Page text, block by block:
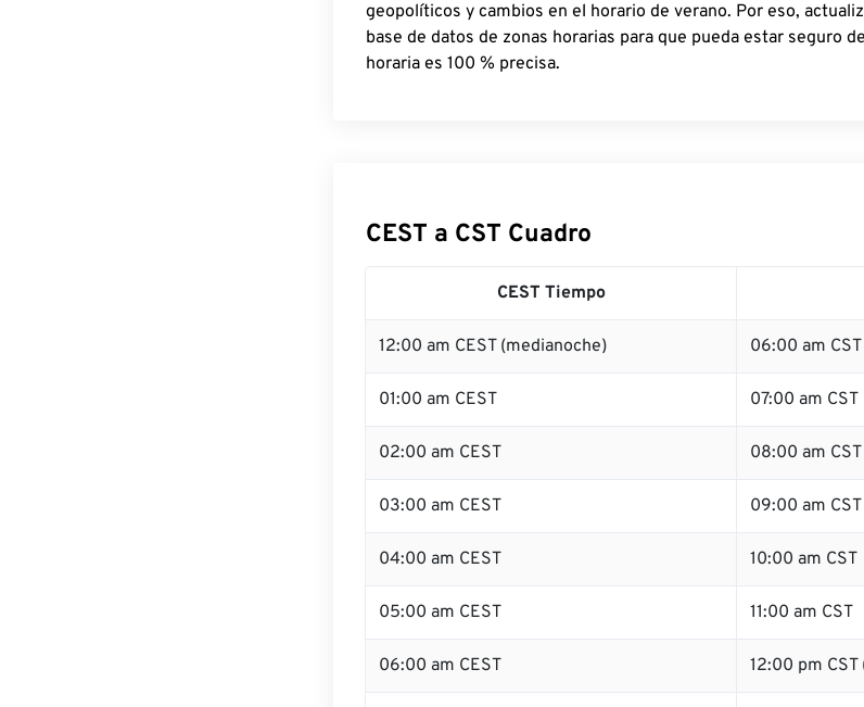
geopolíticos y cambios en el horario de verano. Por eso,
base de datos de zonas horarias para que pueda estar seguro
horaria es 100 % precisa.
CEST a CST Cuadro
CEST Tiempo
12:00 am CEST (medianoche) 06:00 am CST
01:00 am CEST 07:00 am CST
02:00 am CEST 08:00 am CST
03:00 am CEST 09:00 am CST
04:00 am CEST 10:00 am CST
05:00 am CEST 11:00 am CST
06:00 am CEST 12:00 pm